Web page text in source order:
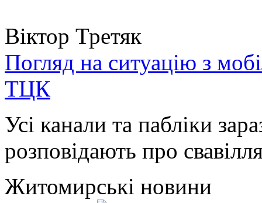
Віктор Третяк
Погляд на ситуацію з
ТЦК
Усі канали та пабліки
розповідають про
Житомирські новини